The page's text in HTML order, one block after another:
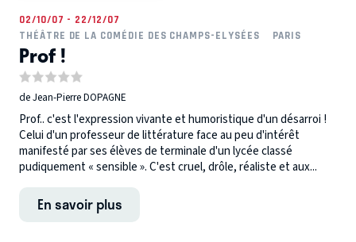
02/10/07 - 22/12/07
THÉÂTRE DE LA COMÉDIE DES CHAMPS-ELYSÉES
PARIS
Prof !
de Jean-Pierre DOPAGNE
Prof.. c'est l'expression vivante et humoristique d'un désarroi !
Celui d'un professeur de littérature face au peu d'intérêt
manifesté par ses élèves de terminale d'un lycée classé
pudiquement « sensible ». C'est cruel, drôle, réaliste et aux...
En savoir plus